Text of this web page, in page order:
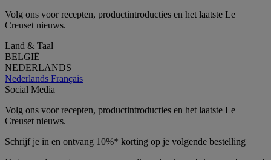
Volg ons voor recepten, productintroducties en het laatste Le
Creuset nieuws.
Land & Taal
BELGIË
NEDERLANDS
Nederlands Français
Social Media
Volg ons voor recepten, productintroducties en het laatste Le
Creuset nieuws.
Schrijf je in en ontvang 10%* korting op je volgende bestelling